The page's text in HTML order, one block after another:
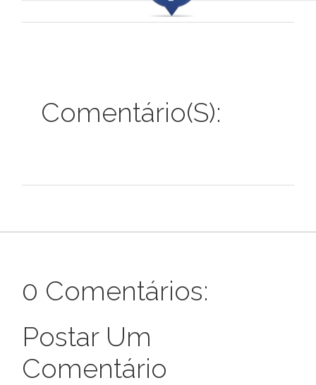
Comentário(s):
0 Comentários:
Postar Um
Comentário